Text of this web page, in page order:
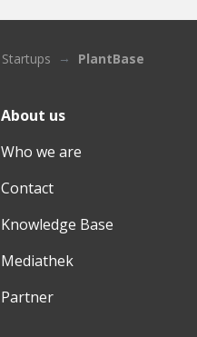
Startups PlantBase
About us
Who we are
Contact
Knowledge Base
Mediathek
Partner